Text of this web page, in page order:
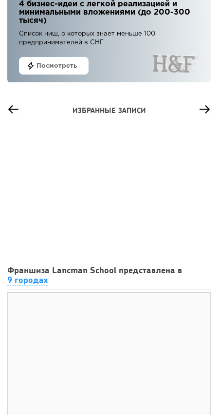
4 бизнес-идеи с легкой реализацией и
минимальными вложениями (до 200-300
тысяч)
Список ниш, о которых знает меньше 100
предпринимателей в СНГ
Посмотреть
ИЗБРАННЫЕ ЗАПИСИ
продавцы готового...
Франшиза Lancman School представлена в
9 городах